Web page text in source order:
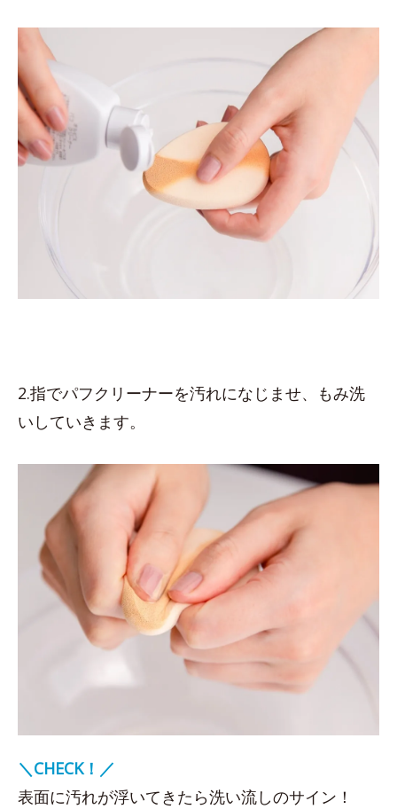
2.指でパフクリーナーを汚れになじませ、もみ洗
いしていきます。
＼CHECK！／
表面に汚れが浮いてきたら洗い流しのサイン！